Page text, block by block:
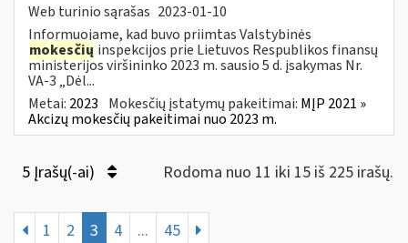
Web turinio sąrašas 2023-01-10
Informuojame, kad buvo priimtas Valstybinės
mokesčių inspekcijos prie Lietuvos Respublikos finansų
ministerijos viršininko 2023 m. sausio 5 d. įsakymas Nr.
VA-3 „Dėl...
Metai: 2023 Mokesčių įstatymų pakeitimai: MĮP 2021 »
Akcizų mokesčių pakeitimai nuo 2023 m.
5 Įrašų(-ai) Rodoma nuo 11 iki 15 iš 225 irašų.
1 2 3 4 ... 45